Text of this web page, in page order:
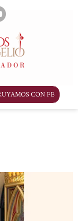
CON FE